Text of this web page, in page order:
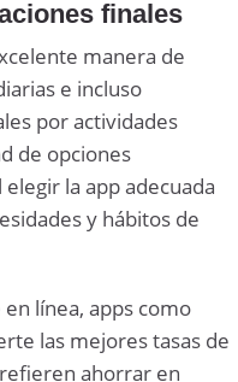
finales
manera de
e incluso
por actividades
de opciones
la app adecuada
y hábitos de
línea, apps como
las mejores tasas de
ahorrar en